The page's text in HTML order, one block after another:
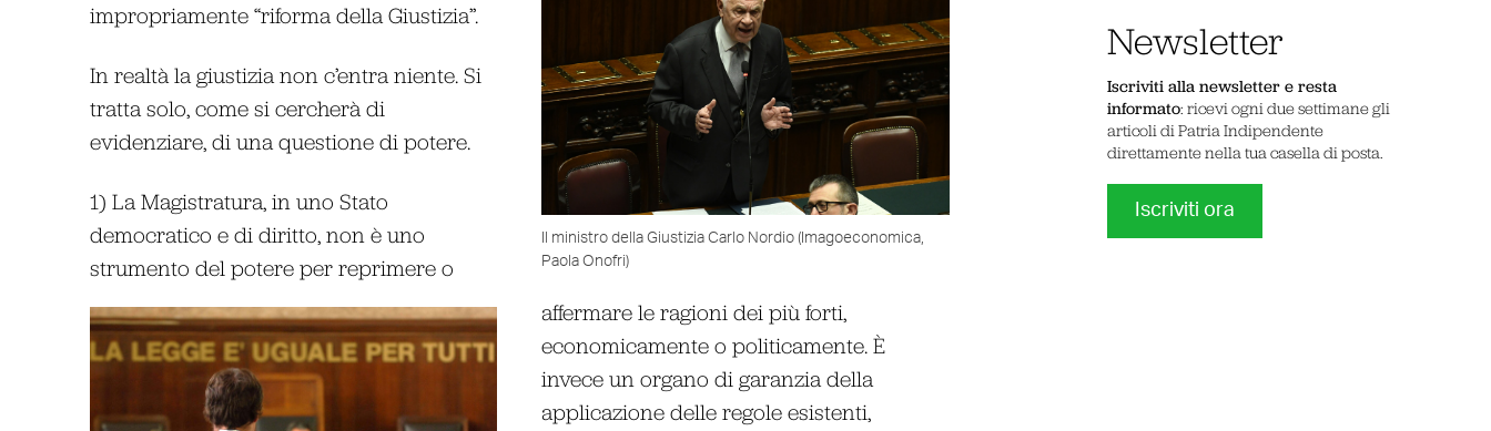
Il ministro della Giustizia Carlo Nordio (Imagoeconomica,
Paola Onofri)
impropriamente “riforma della Giustizia”.
In realtà la giustizia non c’entra niente. Si
tratta solo, come si cercherà di
evidenziare, di una questione di potere.
1) La Magistratura, in uno Stato
democratico e di diritto, non è uno
strumento del potere per reprimere o
affermare le ragioni dei più forti,
economicamente o politicamente. È
invece un organo di garanzia della
applicazione delle regole esistenti,
Newsletter
Iscriviti alla newsletter e resta
informato: ricevi ogni due settimane gli
articoli di Patria Indipendente
direttamente nella tua casella di posta.
Iscriviti ora